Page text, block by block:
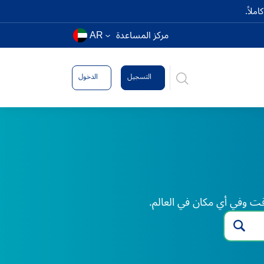
مركز المساعدة AR
التسجيل الدخول